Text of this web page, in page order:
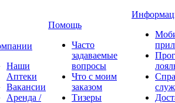
Наши
Аптеки
Вакансии
Аренда /
Помощь
Часто
задаваемые
вопросы
Что с моим
заказом
Тизеры